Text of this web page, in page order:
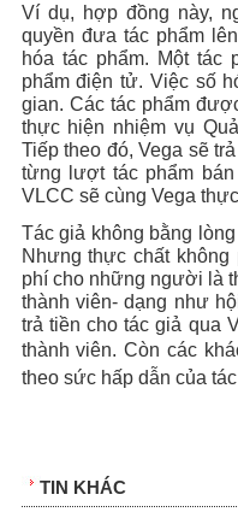
Ví dụ, hợp đồng này,
quyền đưa tác phẩm
hóa tác phẩm. Một tác
phẩm điện tử. Việc số
gian. Các tác phẩm
thực hiện nhiệm vụ
Tiếp theo đó, Vega sẽ
từng lượt tác phẩm
VLCC sẽ cùng Vega
Tác giả không bằng
Nhưng thực chất
phí cho những người là
thành viên- dạng như
trả tiền cho tác giả qua
thành viên. Còn các
theo sức hấp dẫn của
TIN KHÁC